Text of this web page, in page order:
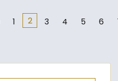
1 2 3 4 5 6